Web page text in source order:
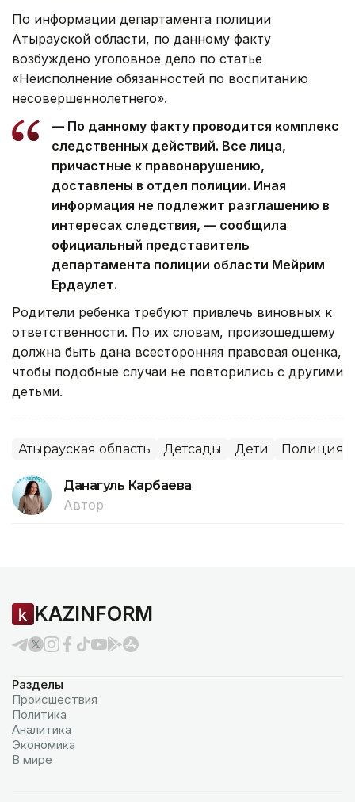
По информации департамента полиции
Атырауской области, по данному факту
возбуждено уголовное дело по статье
«Неисполнение обязанностей по воспитанию
несовершеннолетнего».
— По данному факту проводится комплекс
следственных действий. Все лица,
причастные к правонарушению,
доставлены в отдел полиции. Иная
информация не подлежит разглашению в
интересах следствия, — сообщила
официальный представитель
департамента полиции области Мейрим
Ердаулет.
Родители ребенка требуют привлечь виновных к
ответственности. По их словам, произошедшему
должна быть дана всесторонняя правовая оценка,
чтобы подобные случаи не повторились с другими
детьми.
Атырауская область Детсады Дети Полиция
Данагуль Карбаева
Автор
KAZINFORM
Разделы
Происшествия
Политика
Аналитика
Экономика
В мире